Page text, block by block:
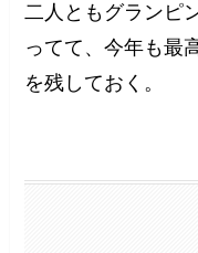
二人ともグランピ
ってて、今年も最
を残しておく。